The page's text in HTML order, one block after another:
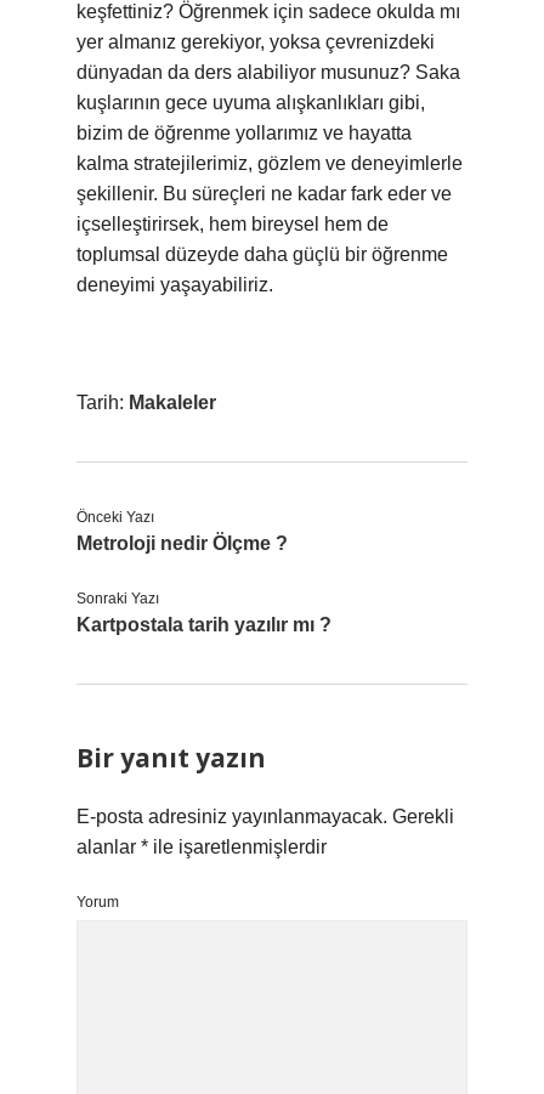
keşfettiniz? Öğrenmek için sadece okulda mı
yer almanız gerekiyor, yoksa çevrenizdeki
dünyadan da ders alabiliyor musunuz? Saka
kuşlarının gece uyuma alışkanlıkları gibi,
bizim de öğrenme yollarımız ve hayatta
kalma stratejilerimiz, gözlem ve deneyimlerle
şekillenir. Bu süreçleri ne kadar fark eder ve
içselleştirirsek, hem bireysel hem de
toplumsal düzeyde daha güçlü bir öğrenme
deneyimi yaşayabiliriz.
Tarih: Makaleler
Önceki Yazı
Metroloji nedir Ölçme ?
Sonraki Yazı
Kartpostala tarih yazılır mı ?
Bir yanıt yazın
E-posta adresiniz yayınlanmayacak. Gerekli
alanlar * ile işaretlenmişlerdir
Yorum